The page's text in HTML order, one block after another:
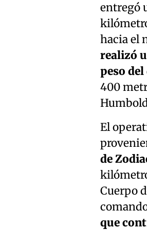
entregó
hacia el
realizó
peso
400
El
de
Cuerpo
que